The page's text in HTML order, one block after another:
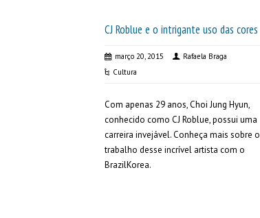
CJ Roblue e o intrigante uso das cores
março 20, 2015
Rafaela Braga
Cultura
Com apenas 29 anos, Choi Jung Hyun,
conhecido como CJ Roblue, possui uma
carreira invejável. Conheça mais sobre o
trabalho desse incrível artista com o
BrazilKorea.